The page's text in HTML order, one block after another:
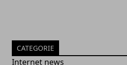
CATEGORIE
Internet news